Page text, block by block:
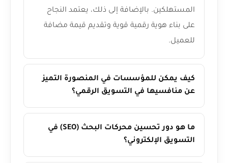
المستهلكين. بالإضافة إلى ذلك، يعتمد النجاح
على بناء هوية رقمية قوية وتقديم قيمة مضافة
للعميل.
كيف يمكن للمؤسسات في المنصورة التميز
عن منافسيها في التسويق الرقمي؟
ما هو دور تحسين محركات البحث (SEO) في
التسويق الإلكتروني؟